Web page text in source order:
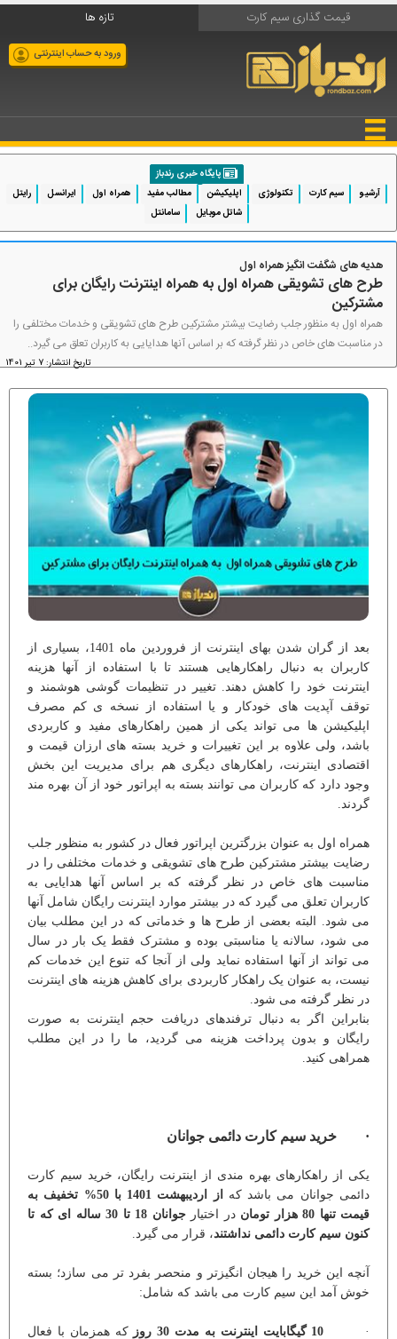
قیمت گذاری سیم کارت تازه ها
ورود به حساب اینترنتی
پایگاه خبری رندباز
آرشیو
سیم کارت تکنولوژی اپلیکیشن مطالب مفید همراه اول ایرانسل
رایتل
شاتل موبایل
سامانتل
هدیه های شگفت انگیز همراه اول
طرح های تشویقی همراه اول به همراه اینترنت رایگان برای
مشترکین
همراه اول به منظور جلب رضایت بیشتر مشترکین طرح های تشویقی و خدمات مختلفی را
در مناسبت های خاص در نظر گرفته که بر اساس آنها هدایایی به کاربران تعلق می گیرد..
تاریخ انتشار: 7 تیر 1401
بعد از گران شدن بهای اینترنت از فروردین ماه 1401، بسیاری از
کاربران به دنبال راهکارهایی هستند تا با استفاده از آنها هزینه
اینترنت خود را کاهش دهند. تغییر در تنظیمات گوشی هوشمند و
توقف آپدیت های خودکار و یا استفاده از نسخه ی کم مصرف
اپلیکیشن ها می تواند یکی از همین راهکارهای مفید و کاربردی
باشد، ولی علاوه بر این تغییرات و خرید بسته های ارزان قیمت و
اقتصادی اینترنت، راهکارهای دیگری هم برای مدیریت این بخش
وجود دارد که کاربران می توانند بسته به اپراتور خود از آن بهره مند
گردند.
همراه اول به عنوان بزرگترین اپراتور فعال در کشور به منظور جلب
رضایت بیشتر مشترکین طرح های تشویقی و خدمات مختلفی را در
مناسبت های خاص در نظر گرفته که بر اساس آنها هدایایی به
کاربران تعلق می گیرد که در بیشتر موارد اینترنت رایگان شامل آنها
می شود. البته بعضی از طرح ها و خدماتی که در این مطلب بیان
می شود، سالانه یا مناسبتی بوده و مشترک فقط یک بار در سال
می تواند از آنها استفاده نماید ولی از آنجا که تنوع این خدمات کم
نیست، به عنوان یک راهکار کاربردی برای کاهش هزینه های اینترنت
در نظر گرفته می شود.
بنابراین اگر به دنبال ترفندهای دریافت حجم اینترنت به صورت
رایگان و بدون پرداخت هزینه می گردید، ما را در این مطلب
همراهی کنید.
· خرید سیم کارت دائمی جوانان
یکی از راهکارهای بهره مندی از اینترنت رایگان، خرید سیم کارت
دائمی جوانان می باشد که
از اردیبهشت 1401 با 50% تخفیف به
قیمت تنها 80 هزار تومان
در اختیار
جوانان 18 تا 30 ساله ای که تا
کنون سیم کارت دائمی نداشتند، قرار می گیرد.
آنچه این خرید را هیجان انگیزتر و منحصر بفرد تر می سازد؛ بسته
خوش آمد این سیم کارت می باشد که شامل:
·
که همزمان با فعال